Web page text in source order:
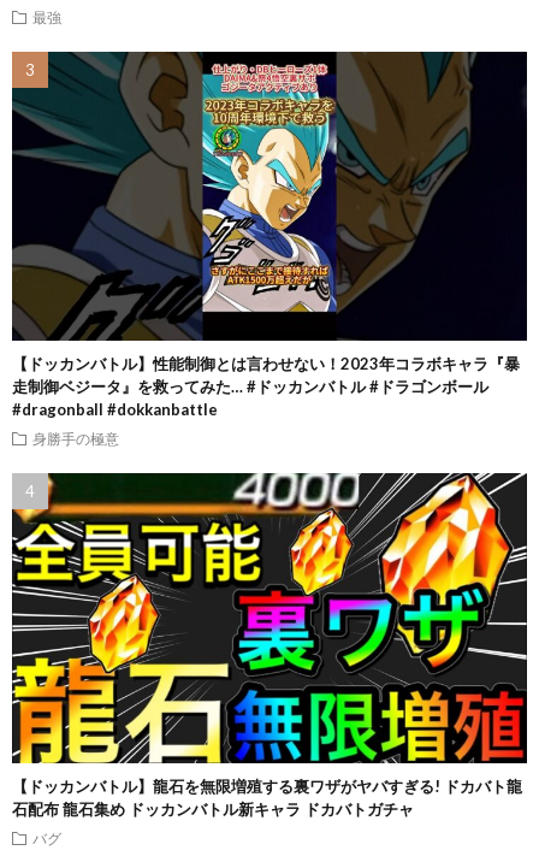
最強
【ドッカンバトル】性能制御とは言わせない！2023年コラボキャラ『暴
走制御ベジータ』を救ってみた… #ドッカンバトル #ドラゴンボール
#dragonball #dokkanbattle
身勝手の極意
【ドッカンバトル】龍石を無限増殖する裏ワザがヤバすぎる! ドカバト龍
石配布 龍石集め ドッカンバトル新キャラ ドカバトガチャ
バグ